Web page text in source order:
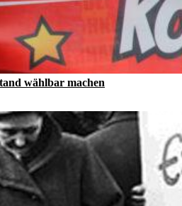
wählbar machen